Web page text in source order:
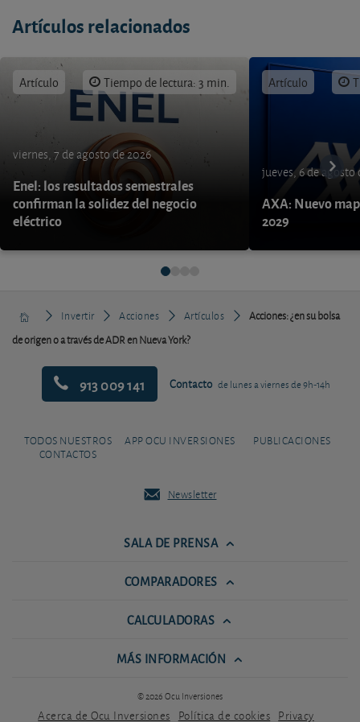
Artículos relacionados
Artículo Tiempo de lectura: 3 min.
viernes, 7 de agosto de 2026
Enel: los resultados semestrales
confirman la solidez del negocio
eléctrico
Artículo
jueves, 6 de agosto
AXA: Nuevo
2029
Invertir Acciones Artículos
Acciones: ¿en su bolsa
de origen o a través de ADR en Nueva York?
913 009 141 Contacto de lunes a viernes de 9h-14h
TODOS NUESTROS
CONTACTOS
APP OCU INVERSIONES PUBLICACIONES
Newsletter
SALA DE PRENSA
COMPARADORES
CALCULADORAS
MÁS INFORMACIÓN
© 2026 Ocu Inversiones
Acerca de Ocu Inversiones Política de cookies Privacy